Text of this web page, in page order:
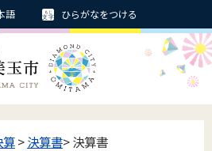
語 ひらがなをつける
算>決算書> 決算書